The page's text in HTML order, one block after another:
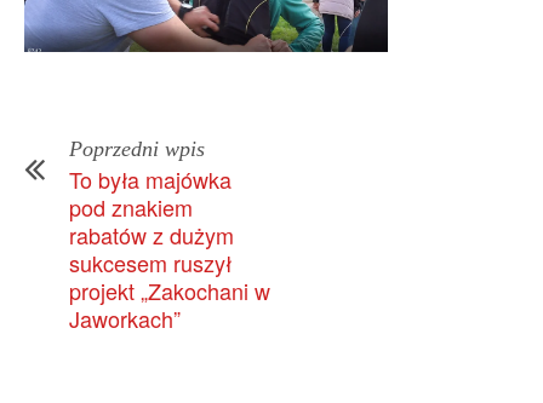
Poprzedni wpis
To była majówka
pod znakiem
rabatów z dużym
sukcesem ruszył
projekt „Zakochani w
Jaworkach”